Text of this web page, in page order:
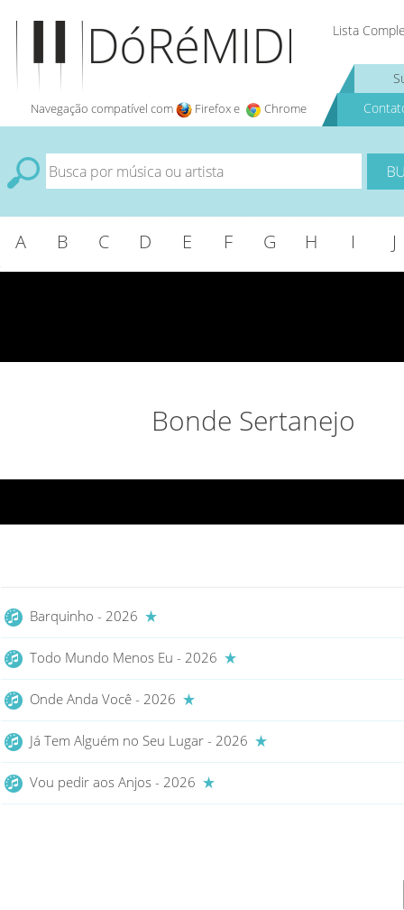
Lista
Navegação compatível com Firefox e Chrome
A B C D E F G H I J
Bonde Sertanejo
Barquinho - 2026
Todo Mundo Menos Eu - 2026
Onde Anda Você - 2026
Já Tem Alguém no Seu Lugar - 2026
Vou pedir aos Anjos - 2026